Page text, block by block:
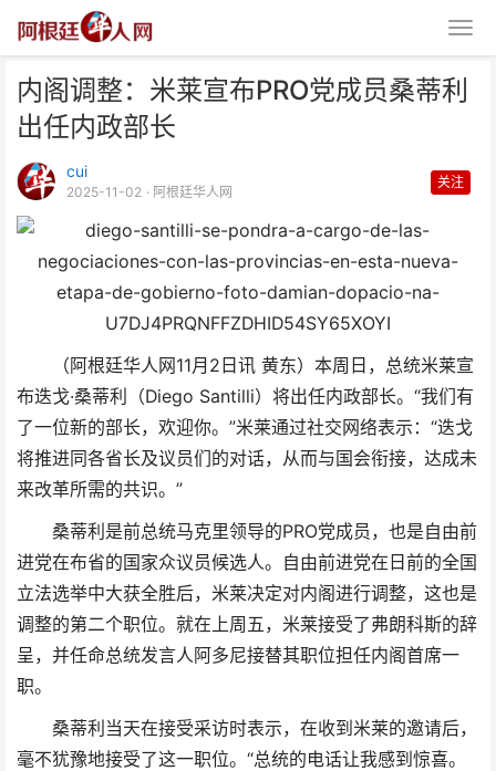
内阁调整：米莱宣布PRO党成员桑蒂利
出任内政部长
cui
2025-11-02 · 阿根廷华人网
关注
（阿根廷华人网11月2日讯 黄东）本周日，总统米莱宣
布迭戈·桑蒂利（Diego Santilli）将出任内政部长。“我们有
了一位新的部长，欢迎你。”米莱通过社交网络表示：“迭戈
将推进同各省长及议员们的对话，从而与国会衔接，达成未
来改革所需的共识。”
桑蒂利是前总统马克里领导的PRO党成员，也是自由前
进党在布省的国家众议员候选人。自由前进党在日前的全国
立法选举中大获全胜后，米莱决定对内阁进行调整，这也是
调整的第二个职位。就在上周五，米莱接受了弗朗科斯的辞
呈，并任命总统发言人阿多尼接替其职位担任内阁首席一
职。
桑蒂利当天在接受采访时表示，在收到米莱的邀请后，
毫不犹豫地接受了这一职位。“总统的电话让我感到惊喜。
内阁调整：米莱宣布PRO党成员
桑蒂利出任内政部长